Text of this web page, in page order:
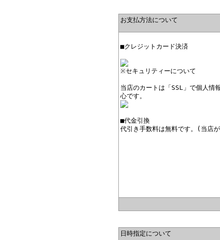
お支払方法について
■クレジットカード決済
※セキュリティーについて
当店のカートは「SSL」で個人情
心です。
■代金引換
代引き手数料は無料です。(当店
日時指定について